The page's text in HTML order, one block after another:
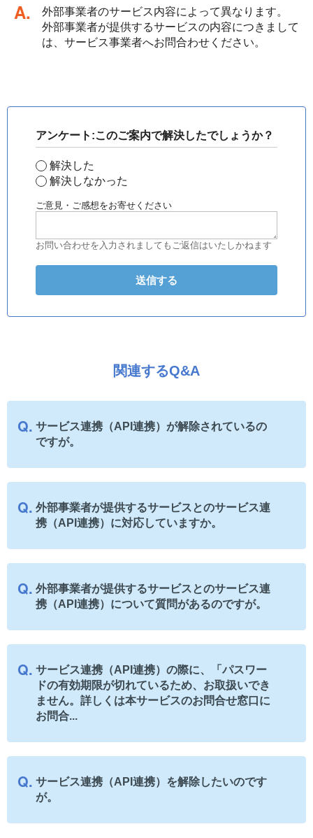
回答
外部事業者のサービス内容によって異なります。
外部事業者が提供するサービスの内容につきまして
は、サービス事業者へお問合わせください。
アンケート:このご案内で解決したでしょうか？
解決した
解決しなかった
ご意見・ご感想をお寄せください
お問い合わせを入力されましてもご返信はいたしかねます
関連するQ&A
サービス連携（API連携）が解除されているの
ですが。
外部事業者が提供するサービスとのサービス連
携（API連携）に対応していますか。
外部事業者が提供するサービスとのサービス連
携（API連携）について質問があるのですが。
サービス連携（API連携）の際に、「パスワー
ドの有効期限が切れているため、お取扱いでき
ません。詳しくは本サービスのお問合せ窓口に
お問合...
サービス連携（API連携）を解除したいのです
が。